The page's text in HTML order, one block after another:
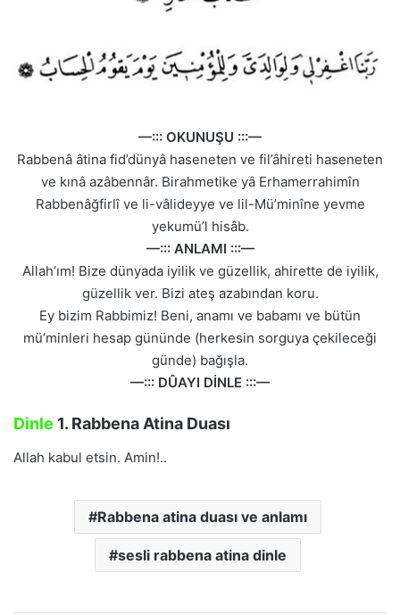
—::: OKUNUŞU :::—
Rabbenâ âtina fid’dünyâ haseneten ve fil’âhireti haseneten
ve kınâ azâbennâr. Birahmetike yâ Erhamerrahimîn
Rabbenâğfirlî ve li-vâlideyye ve lil-Mü’minîne yevme
yekumü’l hisâb.
—::: ANLAMI :::—
Allah’ım! Bize dünyada iyilik ve güzellik, ahirette de iyilik,
güzellik ver. Bizi ateş azabından koru.
Ey bizim Rabbimiz! Beni, anamı ve babamı ve bütün
mü’minleri hesap gününde (herkesin sorguya çekileceği
günde) bağışla.
—::: DÛAYI DİNLE :::—
Dinle 1. Rabbena Atina Duası
Allah kabul etsin. Amin!..
Rabbena atina duası ve anlamı
sesli rabbena atina dinle